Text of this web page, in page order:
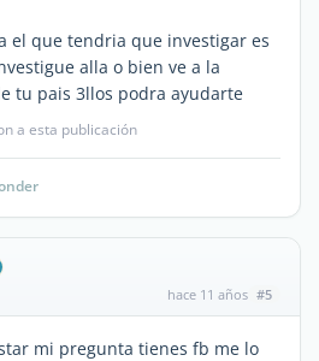
el que tendria que investigar es
alla o bien ve a la
tu pais 3llos podra ayudarte
a esta publicación
hace 11 años #5
mi pregunta tienes fb me lo